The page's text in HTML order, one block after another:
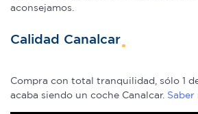
web, quienes pueden combinarla con
partir del uso que haya hecho de sus
aconsejamos.
Calidad Canalcar
Compra con total tranquilidad, sólo 1
acaba siendo un coche Canalcar. Saber